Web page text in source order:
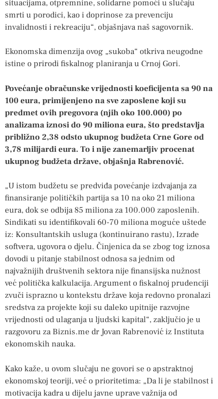
situacijama, otpremnine, solidarne pomoći u slučaju
smrti u porodici, kao i doprinose za prevenciju
invalidnosti i rekreaciju“, objašnjava naš sagovornik.
Ekonomska dimenzija ovog „sukoba“ otkriva neugodne
istine o prirodi fiskalnog planiranja u Crnoj Gori.
Povećanje obračunske vrijednosti koeficijenta sa 90 na
100 eura, primijenjeno na sve zaposlene koji su
predmet ovih pregovora (njih oko 100.000) po
analizama iznosi do 90 miliona eura, što predstavlja
približno 2,38 odsto ukupnog budžeta Crne Gore od
3,78 milijardi eura. To i nije zanemarljiv procenat
ukupnog budžeta države, objašnja Rabrenović.
„U istom budžetu se predviđa povećanje izdvajanja za
finansiranje političkih partija sa 10 na oko 21 miliona
eura, dok se odbija 85 miliona za 100.000 zaposlenih.
Sindikati su identifikovali 60-70 miliona moguće uštede
iz: Konsultantskih usluga (kontinuirano rastu), Izrade
softvera, ugovora o djelu. Činjenica da se zbog tog iznosa
dovodi u pitanje stabilnost odnosa sa jednim od
najvažnijih društvenih sektora nije finansijska nužnost
već politička kalkulacija. Argument o fiskalnoj prudenciji
zvuči isprazno u kontekstu države koja redovno pronalazi
sredstva za projekte koji su daleko upitnije razvojne
vrijednosti od ulaganja u ljudski kapital“, zaključio je u
razgovoru za Biznis.me dr Jovan Rabrenović iz Instituta
ekonomskih nauka.
Kako kaže, u ovom slučaju ne govori se o apstraktnoj
ekonomskoj teoriji, već o prioritetima: „Da li je stabilnost i
motivacija kadra u dijelu javne uprave važnija od